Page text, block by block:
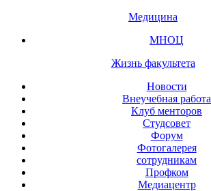
Медицина
МНОЦ
Жизнь факультета
Новости
Внеучебная работа
Клуб менторов
Студсовет
Форум
Фотогалерея
сотрудникам
Профком
Медиацентр